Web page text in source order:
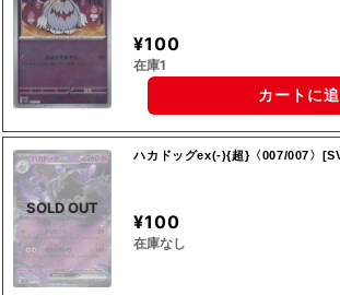
¥100
在庫1
カートに
SOLD OUT
ハカドッグex(‐){超}〈007/007〉
¥100
在庫なし